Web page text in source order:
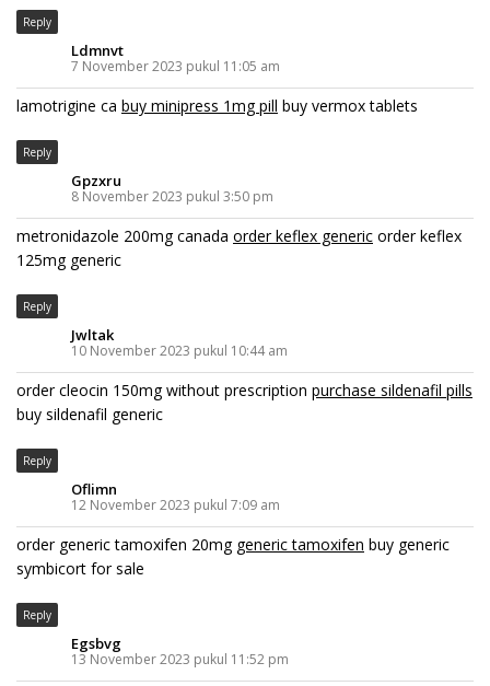
Reply
Ldmnvt
7 November 2023 pukul 11:05 am
lamotrigine ca buy minipress 1mg pill buy vermox tablets
Reply
Gpzxru
8 November 2023 pukul 3:50 pm
metronidazole 200mg canada order keflex generic order keflex
125mg generic
Reply
Jwltak
10 November 2023 pukul 10:44 am
order cleocin 150mg without prescription purchase sildenafil pills
buy sildenafil generic
Reply
Oflimn
12 November 2023 pukul 7:09 am
order generic tamoxifen 20mg generic tamoxifen buy generic
symbicort for sale
Reply
Egsbvg
13 November 2023 pukul 11:52 pm